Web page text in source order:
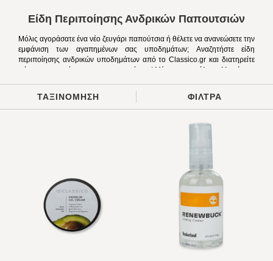
Είδη Περιποίησης Ανδρικών Παπουτσιών
Μόλις αγοράσατε ένα νέο ζευγάρι παπούτσια ή θέλετε να
ανανεώσετε την εμφάνιση των αγαπημένων σας υποδημάτων;
Αναζητήστε είδη περιποίησης ανδρικών υποδημάτων από το
Classico.gr και διατηρείτε πάντα τα παπούτσια σας σαν
προϊόντα, όπως αφρώδη καθαριστικά ιδανικά για σκληρούς
λεκέδες, προστατευτικά σπρέι κατά του νερού, βούρτσες για
απομάκρυνση αποξηραμένων λεκέδων, βούρτσες για καστόρινα
υποδήματα, γυαλιστικά προϊόντα και πολλά ακόμη είδη που θα
πάτους ανδρικών παπουτσιών
ΤΑΞΙΝΟΜΗΣΗ ΦΙΛΤΡΑ